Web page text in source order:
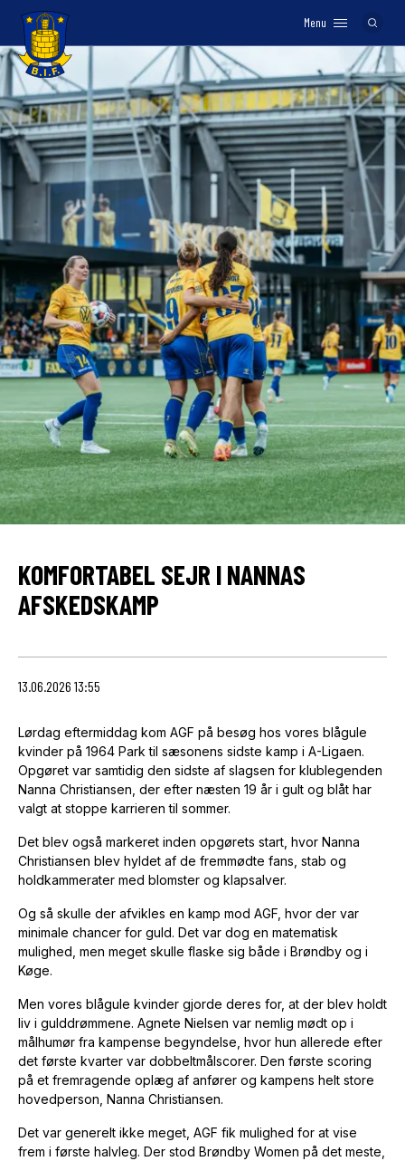
Logo
Menu
KOMFORTABEL SEJR I NANNAS
AFSKEDSKAMP
13.06.2026 13:55
Lørdag eftermiddag kom AGF på besøg hos vores blågule
kvinder på 1964 Park til sæsonens sidste kamp i A-Ligaen.
Opgøret var samtidig den sidste af slagsen for klublegenden
Nanna Christiansen, der efter næsten 19 år i gult og blåt har
valgt at stoppe karrieren til sommer.
Det blev også markeret inden opgørets start, hvor Nanna
Christiansen blev hyldet af de fremmødte fans, stab og
holdkammerater med blomster og klapsalver.
Og så skulle der afvikles en kamp mod AGF, hvor der var
minimale chancer for guld. Det var dog en matematisk
mulighed, men meget skulle flaske sig både i Brøndby og i
Køge.
Men vores blågule kvinder gjorde deres for, at der blev holdt
liv i gulddrømmene. Agnete Nielsen var nemlig mødt op i
målhumør fra kampense begyndelse, hvor hun allerede efter
det første kvarter var dobbeltmålscorer. Den første scoring
på et fremragende oplæg af anfører og kampens helt store
hovedperson, Nanna Christiansen.
Det var generelt ikke meget, AGF fik mulighed for at vise
frem i første halvleg. Der stod Brøndby Women på det meste,